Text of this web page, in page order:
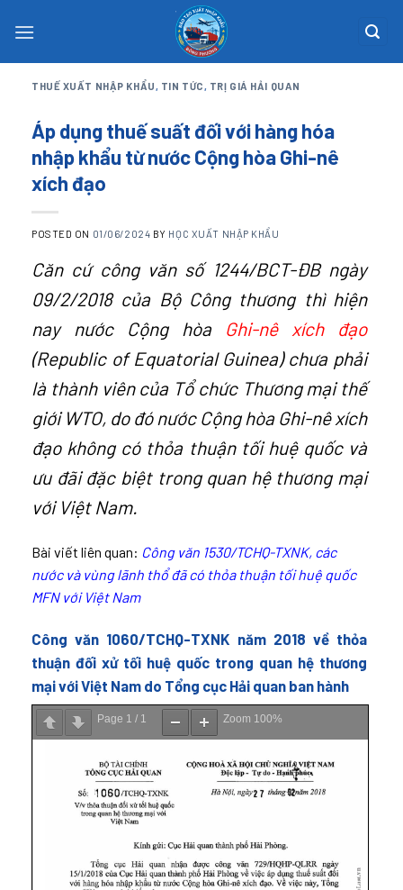
THUẾ XUẤT NHẬP KHẨU, TIN TỨC, TRỊ GIÁ HẢI QUAN
Áp dụng thuế suất đối với hàng hóa
nhập khẩu từ nước Cộng hòa Ghi-nê
xích đạo
POSTED ON 01/06/2024 BY HỌC XUẤT NHẬP KHẨU
Căn cứ công văn số 1244/BCT-ĐB ngày
09/2/2018 của Bộ Công thương thì hiện
nay nước Cộng hòa Ghi-nê xích đạo
(Republic of Equatorial Guinea) chưa phải
là thành viên của Tổ chức Thương mại thế
giới WTO, do đó nước Cộng hòa Ghi-nê xích
đạo không có thỏa thuận tối huệ quốc và
ưu đãi đặc biệt trong quan hệ thương mại
với Việt Nam.
Bài viết liên quan: Công văn 1530/TCHQ-TXNK, các
nước và vùng lãnh thổ đã có thỏa thuận tối huệ quốc
MFN với Việt Nam
Công văn 1060/TCHQ-TXNK năm 2018 về thỏa
thuận đối xử tối huệ quốc trong quan hệ thương
mại với Việt Nam do Tổng cục Hải quan ban hành
Page 1 / 1 Zoom 100%